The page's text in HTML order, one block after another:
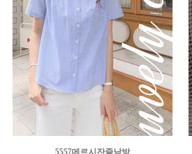
5557메르시잔줄남방